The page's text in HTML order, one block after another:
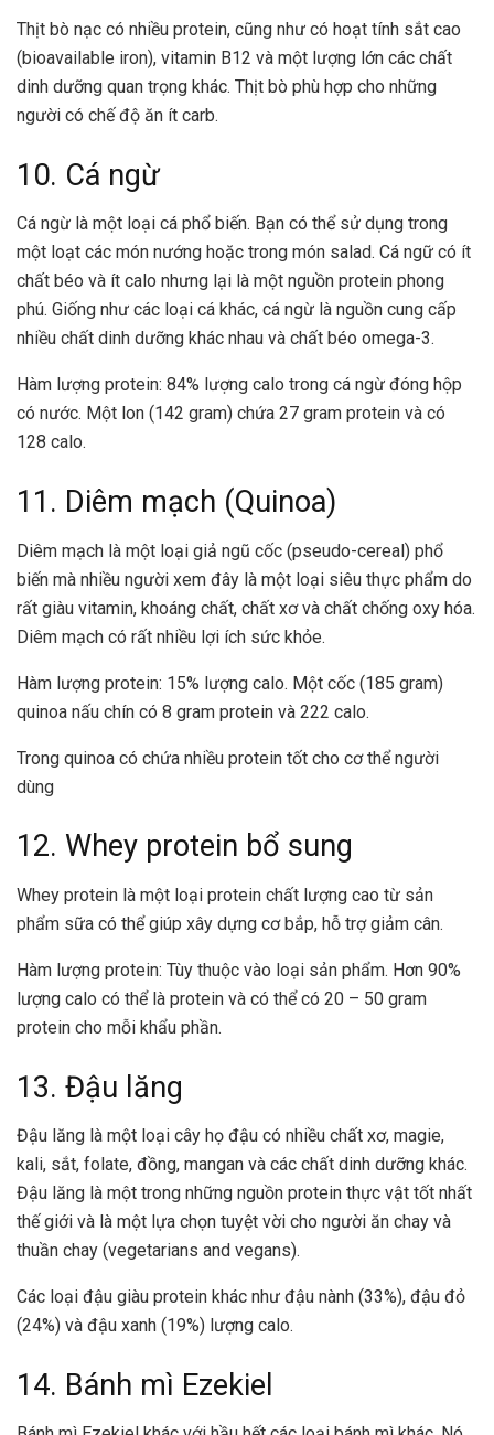
Thịt bò nạc có nhiều protein, cũng như có hoạt tính sắt cao
(bioavailable iron), vitamin B12 và một lượng lớn các chất
dinh dưỡng quan trọng khác. Thịt bò phù hợp cho những
người có chế độ ăn ít carb.
10. Cá ngừ
Cá ngừ là một loại cá phổ biến. Bạn có thể sử dụng trong
một loạt các món nướng hoặc trong món salad. Cá ngữ có ít
chất béo và ít calo nhưng lại là một nguồn protein phong
phú. Giống như các loại cá khác, cá ngừ là nguồn cung cấp
nhiều chất dinh dưỡng khác nhau và chất béo omega-3.
Hàm lượng protein: 84% lượng calo trong cá ngừ đóng hộp
có nước. Một lon (142 gram) chứa 27 gram protein và có
128 calo.
11. Diêm mạch (Quinoa)
Diêm mạch là một loại giả ngũ cốc (pseudo-cereal) phổ
biến mà nhiều người xem đây là một loại siêu thực phẩm do
rất giàu vitamin, khoáng chất, chất xơ và chất chống oxy hóa.
Diêm mạch có rất nhiều lợi ích sức khỏe.
Hàm lượng protein: 15% lượng calo. Một cốc (185 gram)
quinoa nấu chín có 8 gram protein và 222 calo.
Trong quinoa có chứa nhiều protein tốt cho cơ thể người
dùng
12. Whey protein bổ sung
Whey protein là một loại protein chất lượng cao từ sản
phẩm sữa có thể giúp xây dựng cơ bắp, hỗ trợ giảm cân.
Hàm lượng protein: Tùy thuộc vào loại sản phẩm. Hơn 90%
lượng calo có thể là protein và có thể có 20 – 50 gram
protein cho mỗi khẩu phần.
13. Đậu lăng
Đậu lăng là một loại cây họ đậu có nhiều chất xơ, magie,
kali, sắt, folate, đồng, mangan và các chất dinh dưỡng khác.
Đậu lăng là một trong những nguồn protein thực vật tốt nhất
thế giới và là một lựa chọn tuyệt vời cho người ăn chay và
thuần chay (vegetarians and vegans).
Các loại đậu giàu protein khác như đậu nành (33%), đậu đỏ
(24%) và đậu xanh (19%) lượng calo.
14. Bánh mì Ezekiel